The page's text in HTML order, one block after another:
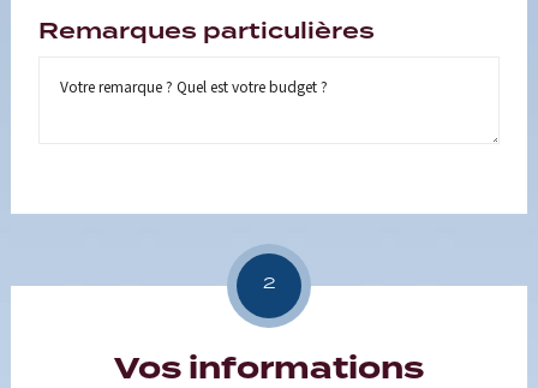
Remarques particulières
Vos informations